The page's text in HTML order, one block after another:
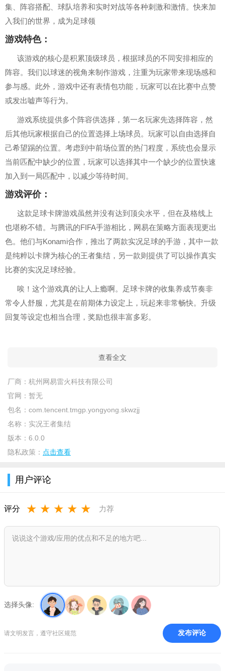
集、阵容搭配、球队培养和实时对战等各种刺激和激情。快来加
入我们的世界，成为足球领
游戏特色：
该游戏的核心是积累顶级球员，根据球员的不同安排相应的
阵容。我们以球迷的视角来制作游戏，注重为玩家带来现场感和
参与感。此外，游戏中还有表情包功能，玩家可以在比赛中点赞
或发出嘘声等行为。
游戏系统提供多个阵容供选择，第一名玩家先选择阵容，然
后其他玩家根据自己的位置选择上场球员。玩家可以自由选择自
己希望踢的位置。考虑到中前场位置的热门程度，系统也会显示
当前匹配中缺少的位置，玩家可以选择其中一个缺少的位置快速
加入到一局匹配中，以减少等待时间。
游戏评价：
这款足球卡牌游戏虽然并没有达到顶尖水平，但在及格线上
也堪称不错。与腾讯的FIFA手游相比，网易在策略方面表现更出
色。他们与Konami合作，推出了两款实况足球的手游，其中一款
是纯粹以卡牌为核心的王者集结，另一款则提供了可以操作真实
比赛的实况足球经验。
唉！这个游戏真的让人上瘾啊。足球卡牌的收集养成节奏非
常令人舒服，尤其是在前期体力设定上，玩起来非常畅快。升级
回复等设定也相当合理，奖励也很丰富多彩。
查看全文
厂商： 杭州网易雷火科技有限公司
官网： 暂无
包名： com.tencent.tmgp.yongyong.skwzjj
名称： 实况王者集结
版本： 6.0.0
隐私政策： 点击查看
用户评论
评分 ★ ★ ★ ★ ★ 力荐
选择头像:
请文明发言，遵守社区规范 发布评论